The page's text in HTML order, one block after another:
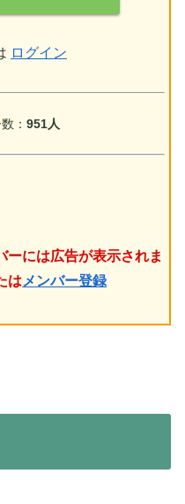
ログイン
： 951人
には広告が表示されま
は メンバー登録